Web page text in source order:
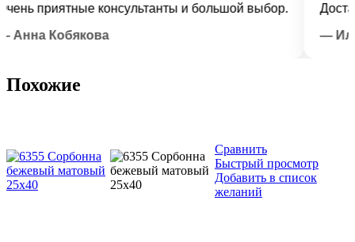
приятные консультанты и большой выбор.
Кобякова
— Илья
Похожие
Сравнить
Быстрый просмотр
Добавить в список
желаний